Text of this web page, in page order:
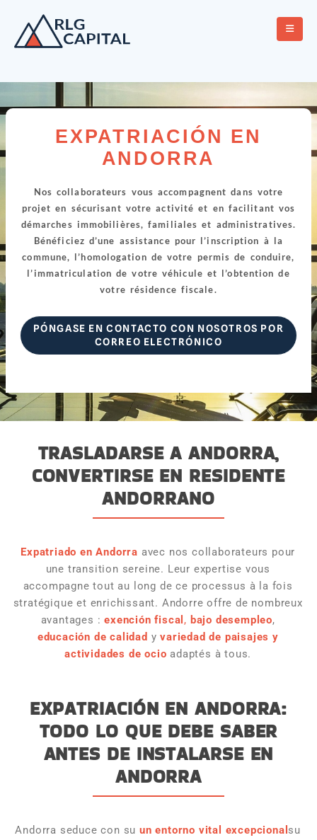
EXPATRIACIÓN EN
ANDORRA
Nos collaborateurs vous accompagnent dans votre
projet en sécurisant votre activité et en facilitant vos
démarches immobilières, familiales et administratives.
Bénéficiez d’une assistance pour l’inscription à la
commune, l’homologation de votre permis de conduire,
l’immatriculation de votre véhicule et l’obtention de
votre résidence fiscale.
PÓNGASE EN CONTACTO CON NOSOTROS POR
CORREO ELECTRÓNICO
TRASLADARSE A ANDORRA,
CONVERTIRSE EN RESIDENTE
ANDORRANO
Expatriado en Andorra avec nos collaborateurs pour
une transition sereine. Leur expertise vous
accompagne tout au long de ce processus à la fois
stratégique et enrichissant. Andorre offre de nombreux
avantages :exención fiscal , bajo desempleo,
educación de calidad yvariedad de paisajes y
actividades de ocio adaptés à tous.
EXPATRIACIÓN EN ANDORRA:
TODO LO QUE DEBE SABER
ANTES DE INSTALARSE EN
ANDORRA
Andorra seduce con su un entorno vital excepcional su